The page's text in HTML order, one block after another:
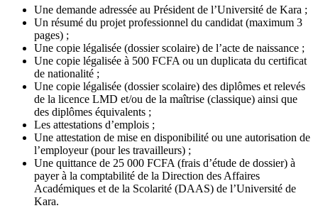
Une demande adressée au Président de l’Université de Kara ;
Un résumé du projet professionnel du candidat (maximum 3
pages) ;
Une copie légalisée (dossier scolaire) de l’acte de naissance ;
Une copie légalisée à 500 FCFA ou un duplicata du certificat
de nationalité ;
Une copie légalisée (dossier scolaire) des diplômes et relevés
de la licence LMD et/ou de la maîtrise (classique) ainsi que
des diplômes équivalents ;
Les attestations d’emplois ;
Une attestation de mise en disponibilité ou une autorisation de
l’employeur (pour les travailleurs) ;
Une quittance de 25 000 FCFA (frais d’étude de dossier) à
payer à la comptabilité de la Direction des Affaires
Académiques et de la Scolarité (DAAS) de l’Université de
Kara.